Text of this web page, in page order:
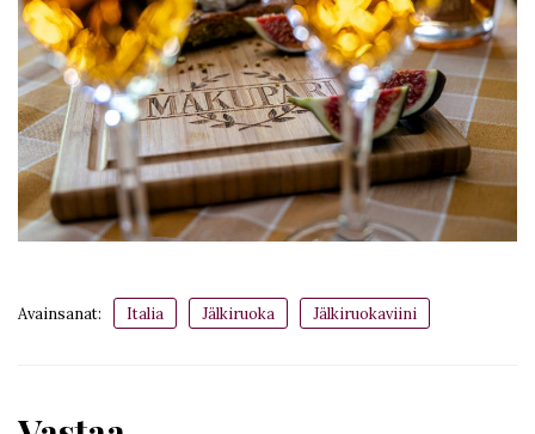
Avainsanat: Italia Jälkiruoka Jälkiruokaviini